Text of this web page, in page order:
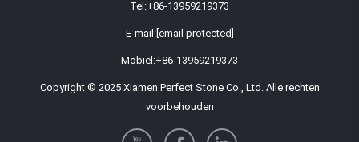
Tel:+86-13959219373
E-mail:[email protected]
Mobiel:+86-13959219373
Copyright © 2025 Xiamen Perfect Stone Co., Ltd. Alle rechten
voorbehouden